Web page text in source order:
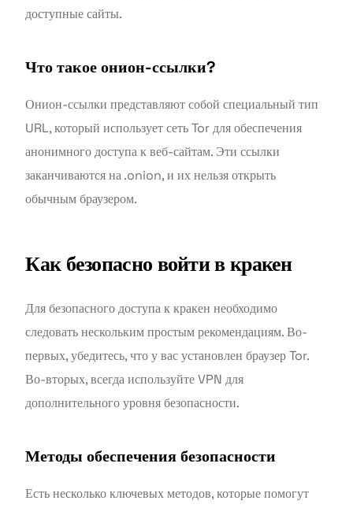
доступные сайты.
Что такое онион-ссылки?
Онион-ссылки представляют собой специальный тип
URL, который использует сеть Tor для обеспечения
анонимного доступа к веб-сайтам. Эти ссылки
заканчиваются на .onion, и их нельзя открыть
обычным браузером.
Как безопасно войти в кракен
Для безопасного доступа к кракен необходимо
следовать нескольким простым рекомендациям. Во-
первых, убедитесь, что у вас установлен браузер Tor.
Во-вторых, всегда используйте VPN для
дополнительного уровня безопасности.
Методы обеспечения безопасности
Есть несколько ключевых методов, которые помогут